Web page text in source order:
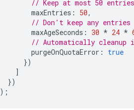
// Keep at most 50
maxEntries : 50,
// Don't keep any entries
maxAgeSeconds : 30 * 24 *
// Automatically cleanup
purgeOnQuotaError :
true
})
]
})
);